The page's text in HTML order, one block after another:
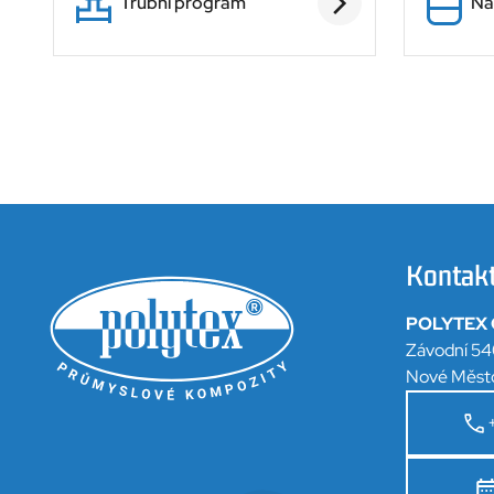
POLYTEX
Závodní
Nové